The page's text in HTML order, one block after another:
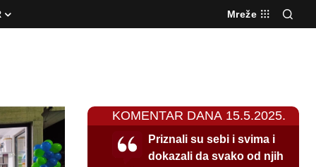
Mreže
KOMENTAR DANA 15.5.2025.
Priznali su sebi i svima i
dokazali da svako od njih